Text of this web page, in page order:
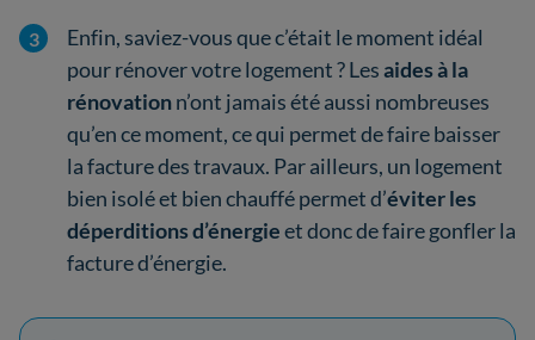
Enfin, saviez-vous que c’était le moment idéal
pour rénover votre logement ? Lesaides à la
rénovationn’ont jamais été aussi nombreuses
qu’en ce moment, ce qui permet de faire baisser
la facture des travaux. Par ailleurs, un logement
bien isolé et bien chauffé permet d’éviter les
déperditions d’énergieet donc de faire gonfler la
facture d’énergie.